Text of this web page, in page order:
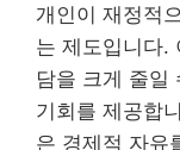
개인이 재정적
는 제도입니다.
담을 크게 줄일
기회를 제공합
은 경제적 자유